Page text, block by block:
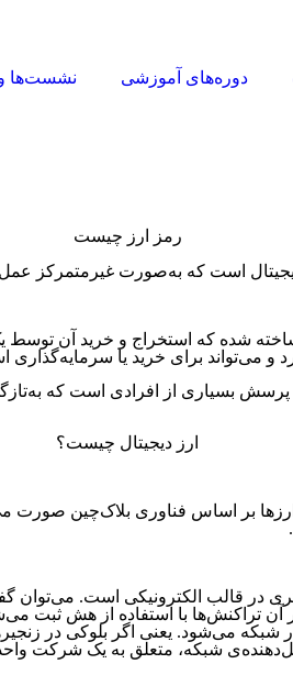
دوره‌های آموزشی نشست‌ها و
ساخته شده که استخراج و خرید آن
و می‌تواند برای خرید یا سرمایه‌گذاری
بسیاری از افرادی است که
بر اساس فناوری بلاک‌چین صورت
شبکه می‌شود. یعنی اگر بلوکی در
شبکه، متعلق به یک شرکت